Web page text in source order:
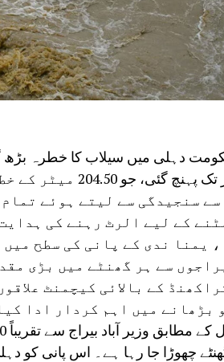
دہلی میں سیلاب کا خطرہ بڑھ
سطح 204.40 میٹر
سنجیدگی سے لیتے ہوئے
کے لیے الرٹ رہنے کی
یمنا ندی کے پانی کی سطح
سے ہر گھنٹے میں بڑی
کے بالائی کیچمنٹ
بڑھانے میں اہم کردار ادا